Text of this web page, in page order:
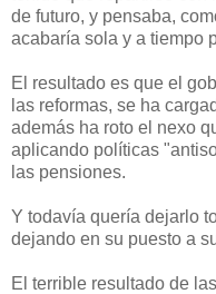
de futuro, y pensaba,
acabaría sola y a tiempo
El resultado es que el
las reformas, se ha
además ha roto el nexo
aplicando políticas
las pensiones.
Y todavía quería dejarlo
dejando en su puesto a
El terrible resultado de